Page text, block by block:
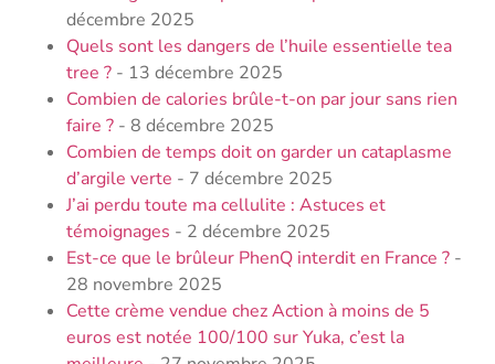
décembre 2025
Quels sont les dangers de l’huile essentielle tea
tree ? - 13 décembre 2025
Combien de calories brûle-t-on par jour sans rien
faire ? - 8 décembre 2025
Combien de temps doit on garder un cataplasme
d’argile verte - 7 décembre 2025
J’ai perdu toute ma cellulite : Astuces et
témoignages - 2 décembre 2025
Est-ce que le brûleur PhenQ interdit en France ? -
28 novembre 2025
Cette crème vendue chez Action à moins de 5
euros est notée 100/100 sur Yuka, c’est la